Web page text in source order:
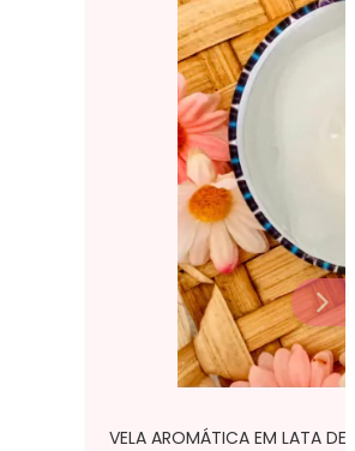
VELA AROMÁTICA EM LATA